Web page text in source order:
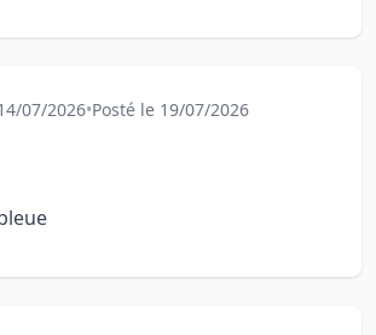
07/2026•Posté le 19/07/2026